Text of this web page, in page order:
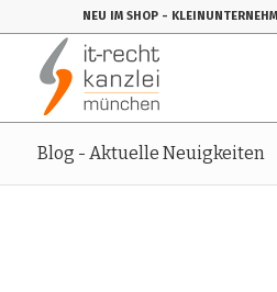
NEU IM SHOP -
Blog - Aktuelle Neuigkeiten